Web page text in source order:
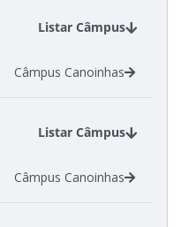
Listar Câmpus
Câmpus Canoinhas
Listar Câmpus
Câmpus Canoinhas